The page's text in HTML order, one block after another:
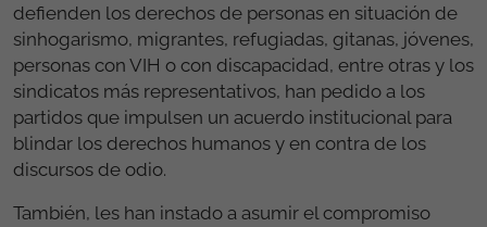
defienden los derechos de personas en situación de
sinhogarismo, migrantes, refugiadas, gitanas, jóvenes,
personas con VIH o con discapacidad, entre otras y los
sindicatos más representativos, han pedido a los
partidos que impulsen un acuerdo institucional para
blindar los derechos humanos y en contra de los
discursos de odio.
También, les han instado a asumir el compromiso